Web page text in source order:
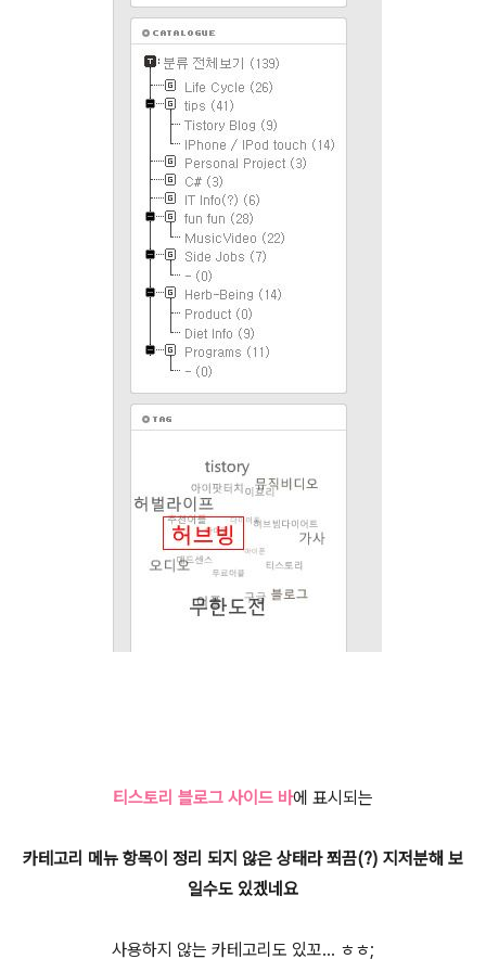
티스토리 블로그 사이드 바에 표시되는
카테고리 메뉴 항목이 정리 되지 않은 상태라 쬐끔(?) 지저분해 보
일수도 있겠네요
사용하지 않는 카테고리도 있꼬... ㅎㅎ;